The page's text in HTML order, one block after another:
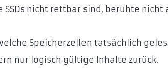
nicht rettbar sind, beruhte
Speicherzellen tatsächlich
nur logisch gültige Inhalte zurück.